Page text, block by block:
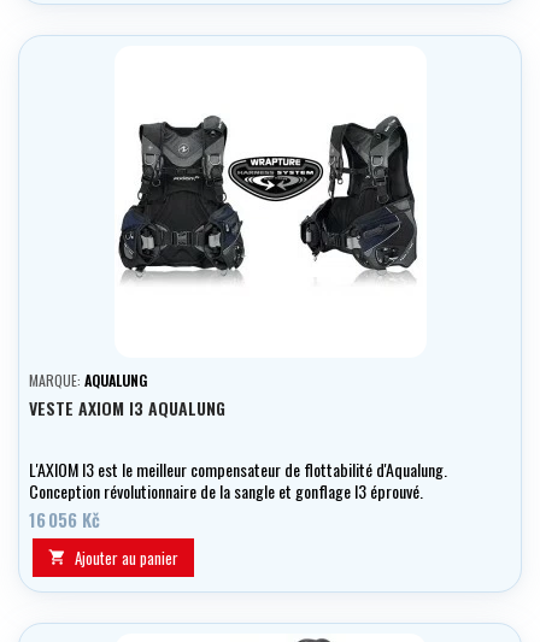
MARQUE: AQUALUNG
VESTE AXIOM I3 AQUALUNG
L'AXIOM I3 est le meilleur compensateur de flottabilité d'Aqualung.
Conception révolutionnaire de la sangle et gonflage I3 éprouvé.
16 056 Kč
 Ajouter au panier